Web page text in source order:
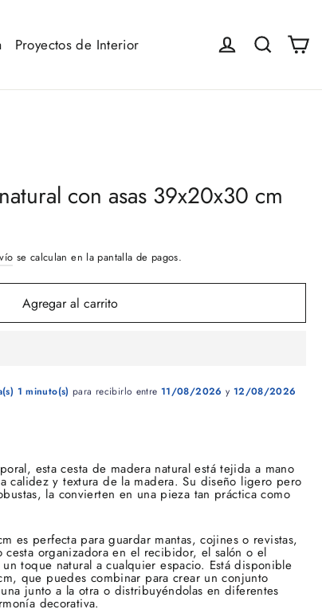
Proyectos de Interior Iniciar sesión
Buscar
con asas 39x20x30 cm
se calculan en la pantalla de pagos.
Agregar al carrito
1 minuto(s) para recibirlo entre 11/08/2026 y 12/08/2026
esta cesta de madera natural está tejida a mano
calidez y textura de la madera. Su diseño ligero pero
la convierten en una pieza tan práctica como
es perfecta para guardar mantas, cojines o revistas,
organizadora en el recibidor, el salón o el
toque natural a cualquier espacio. Está disponible
que puedes combinar para crear un conjunto
junto a la otra o distribuyéndolas en diferentes
decorativa.